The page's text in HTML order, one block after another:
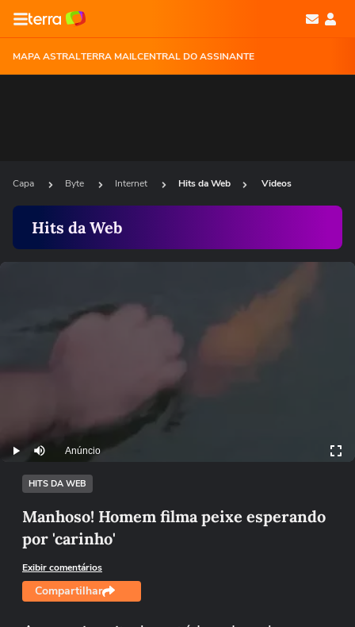
MAPA ASTRALTERRA MAILCENTRAL DO ASSINANTE
Capa Byte Internet Hits da Web Videos
Hits da Web
Play Mutar Anúncio
HITS DA WEB
Manhoso! Homem filma peixe esperando
por 'carinho'
Exibir comentários
Compartilhar